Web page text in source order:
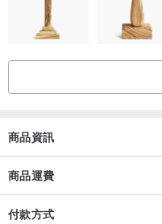
商品資訊
商品運費
付款方式